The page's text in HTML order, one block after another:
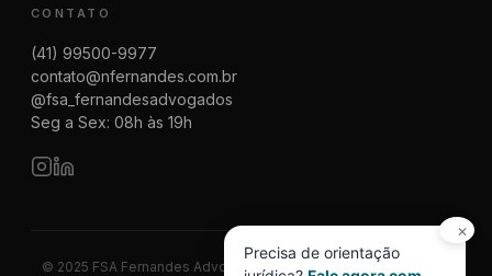
✕
Precisa de orientação
CONTATO
(41) 99500-9977
contato@nfernandes.com.br
@fsa_fernandesadvogados
Seg a Sex: 08h às 19h
© 2025 FSA Fernandes Advogados | CNPJ 08.014.774/0001-83